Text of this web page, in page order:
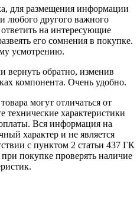
для размещения информации
любого другого важного
на интересующие
его сомнения в покупке.
усмотрению.
вернуть обратно, изменив
компонента. Очень удобно.
могут отличаться от
технические характеристики
Вся информация на
характер и не является
с пунктом 2 статьи 437 ГК
покупке проверять наличие